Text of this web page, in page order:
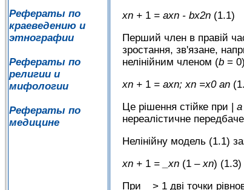
Рефераты по
краеведению и
этнографии
Рефераты по
религии и
мифологии
Рефераты по
медицине
xn + 1 = axn - bx2n (1.1)
Перший член в правій
зростання, зв'язане,
нелінійним членом (b =
xn + 1 = axn;xn =x0 an
Це рішення стійке при | а
нереалістичне
Нелінійну модель (1.1)
xn + 1 = _xn (1 –xn) (1.3)
При _ > 1 дві точки